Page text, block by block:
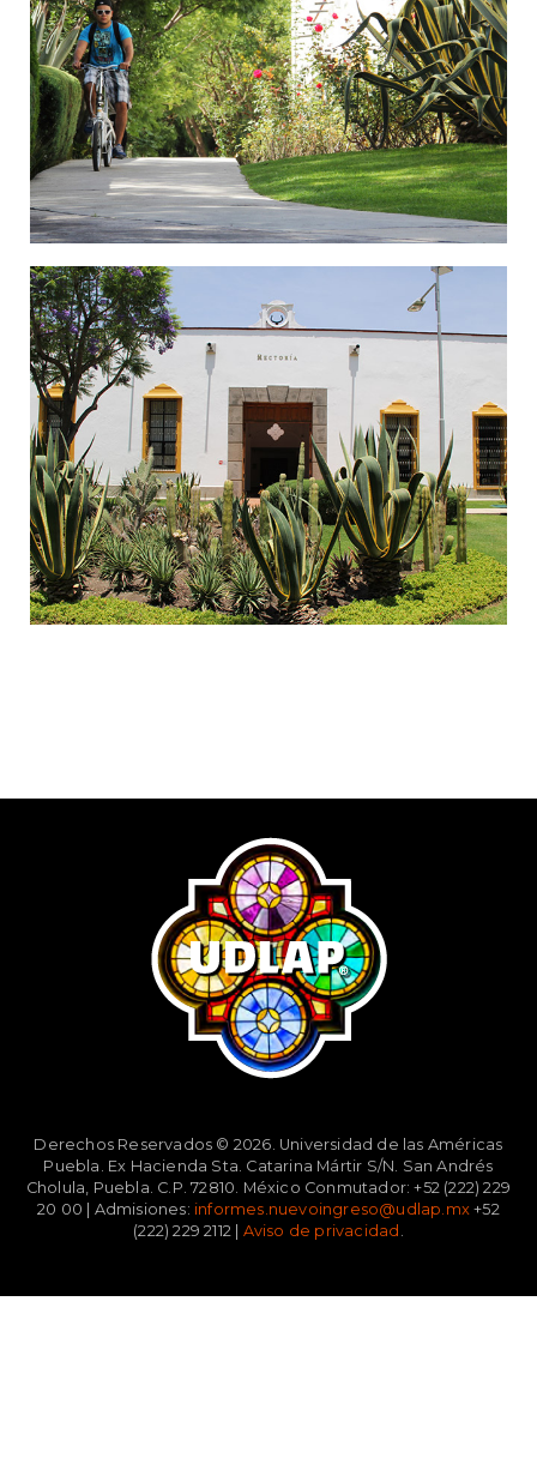
Derechos Reservados © 2026. Universidad de las Américas
Puebla. Ex Hacienda Sta. Catarina Mártir S/N. San Andrés
Cholula, Puebla. C.P. 72810. México Conmutador: +52 (222) 229
20 00 | Admisiones: informes.nuevoingreso@udlap.mx +52
(222) 229 2112 | Aviso de privacidad .